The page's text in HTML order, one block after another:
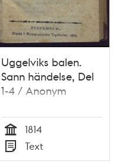
Uggelviks balen.
Sann händelse, Del
1-4 / Anonym
Tid
1814
Typ
Text